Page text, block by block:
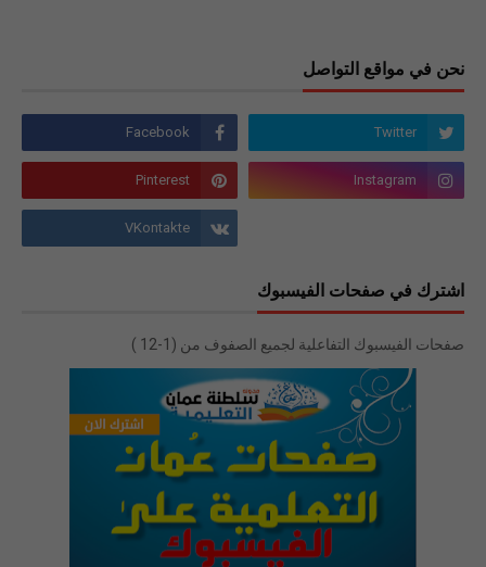
نحن في مواقع التواصل
اشترك في صفحات الفيسبوك
صفحات الفيسبوك التفاعلية لجميع الصفوف من (1-12 )